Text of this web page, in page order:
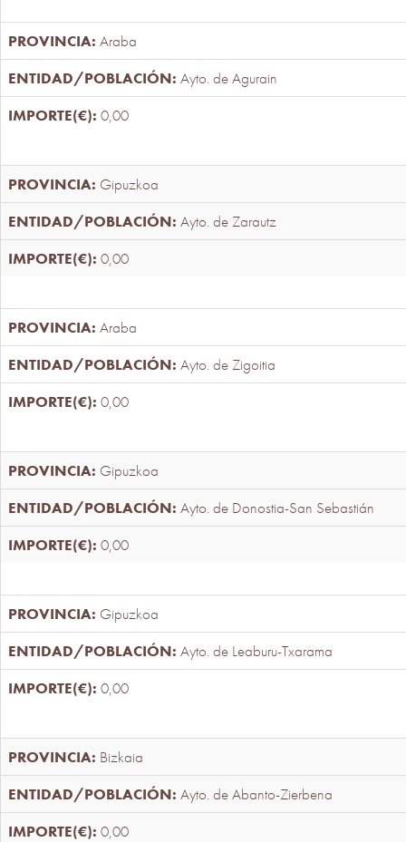
Araba
Ayto. de Agurain
0,00
Gipuzkoa
Ayto. de Zarautz
0,00
Araba
Ayto. de Zigoitia
0,00
Gipuzkoa
Ayto. de Donostia-San Sebastián
0,00
Gipuzkoa
Ayto. de Leaburu-Txarama
0,00
Bizkaia
Ayto. de Abanto-Zierbena
0,00